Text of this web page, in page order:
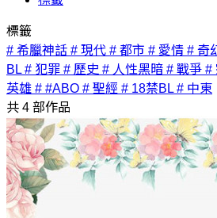
標籤
# 希臘神話 # 現代 # 都市 # 愛情 # 奇
BL # 犯罪 # 歷史 # 人性黑暗 # 戰爭 #
英雄 # #ABO # 聖經 # 18禁BL # 中東
共 4 部作品